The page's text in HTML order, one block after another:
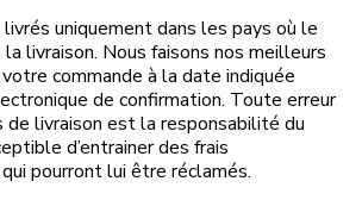
uniquement dans les pays où le
livraison. Nous faisons nos meilleurs
commande à la date indiquée
de confirmation. Toute erreur
de livraison est la responsabilité du
d’entrainer des frais
pourront lui être réclamés.